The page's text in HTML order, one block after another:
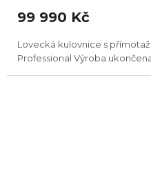
99 990 Kč
Lovecká kulovnice s
Professional Výroba